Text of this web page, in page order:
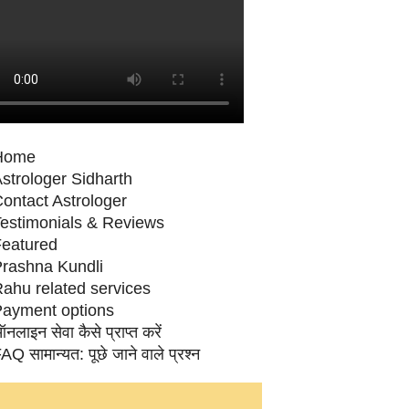
Sidharth
Astrologer
& Reviews
Kundli
related services
options
सेवा कैसे प्राप्‍त करें
सामान्‍यत: पूछे जाने वाले प्रश्‍न